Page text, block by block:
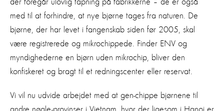
med til at forhindre, at nye bjørne tages fra naturen. De
bjørne, der har levet i fangenskab siden før 2005, skal
være registrerede og mikrochippede. Finder ENV og
myndighederne en bjørn uden mikrochip, bliver den
konfiskeret og bragt til et redningscenter eller reservat.
Vi vil nu udvide arbejdet med at gen-chippe bjørnene til